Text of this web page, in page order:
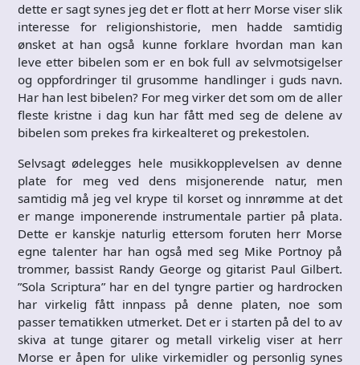
dette er sagt synes jeg det er flott at herr Morse viser slik
interesse for religionshistorie, men hadde samtidig
ønsket at han også kunne forklare hvordan man kan
leve etter bibelen som er en bok full av selvmotsigelser
og oppfordringer til grusomme handlinger i guds navn.
Har han lest bibelen? For meg virker det som om de aller
fleste kristne i dag kun har fått med seg de delene av
bibelen som prekes fra kirkealteret og prekestolen.
Selvsagt ødelegges hele musikkopplevelsen av denne
plate for meg ved dens misjonerende natur, men
samtidig må jeg vel krype til korset og innrømme at det
er mange imponerende instrumentale partier på plata.
Dette er kanskje naturlig ettersom foruten herr Morse
egne talenter har han også med seg Mike Portnoy på
trommer, bassist Randy George og gitarist Paul Gilbert.
”Sola Scriptura” har en del tyngre partier og hardrocken
har virkelig fått innpass på denne platen, noe som
passer tematikken utmerket. Det er i starten på del to av
skiva at tunge gitarer og metall virkelig viser at herr
Morse er åpen for ulike virkemidler og personlig synes